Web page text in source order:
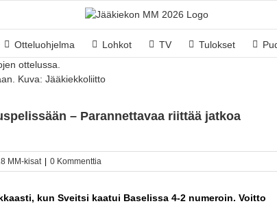
Otteluohjelma Lohkot TV Tulokset
Kuva: Jääkiekkoliitto
– Parannettavaa riittää jatkoa
MM-kisat 0 Kommenttia
kun Sveitsi kaatui Baselissa 4-2 numeroin. Voitto